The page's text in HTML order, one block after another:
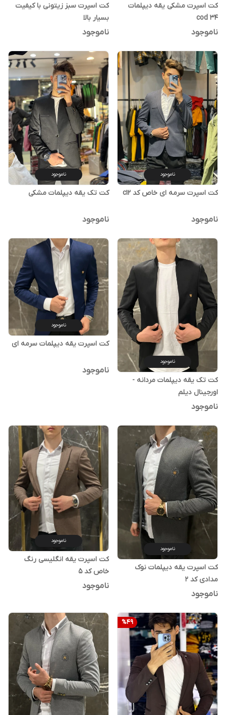
کت اسپرت مشکی یقه دیپلمات
cod 34
ناموجود
کت اسپرت سبز زیتونی با کیفیت
بسیار بالا
ناموجود
ناموجود
کت اسپرت سرمه ای خاص کد c12
ناموجود
ناموجود
کت تک یقه دیپلمات مشکی
ناموجود
ناموجود
کت تک یقه دیپلمات مردانه -
اورجینال دیلم
ناموجود
ناموجود
کت اسپرت یقه دیپلمات سرمه ای
ناموجود
ناموجود
کت اسپرت یقه دیپلمات نوک
مدادی کد ۲
ناموجود
ناموجود
کت اسپرت یقه انگلیسی رنگ
خاص کد ۵
ناموجود
%49